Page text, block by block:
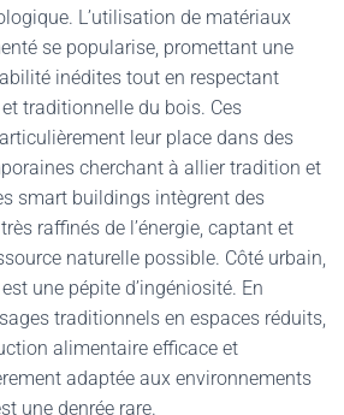
L’utilisation de matériaux
se popularise, promettant une
inédites tout en respectant
traditionnelle du bois. Ces
leur place dans des
cherchant à allier tradition et
smart buildings intègrent des
raffinés de l’énergie, captant et
naturelle possible. Côté urbain,
une pépite d’ingéniosité. En
traditionnels en espaces réduits,
alimentaire efficace et
adaptée aux environnements
une denrée rare.